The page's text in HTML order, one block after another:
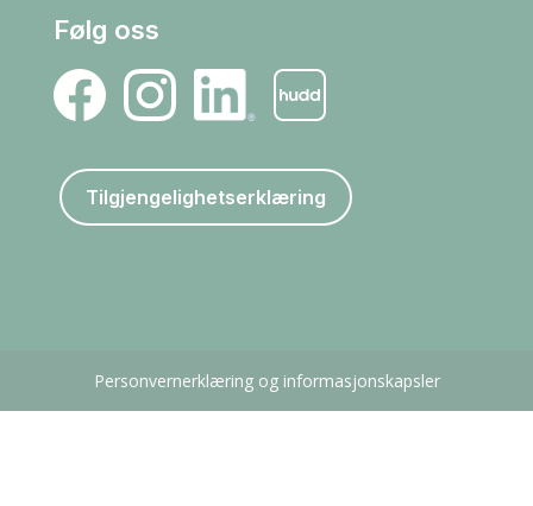
Følg oss
Tilgjengelighetserklæring
Personvernerklæring og informasjonskapsler